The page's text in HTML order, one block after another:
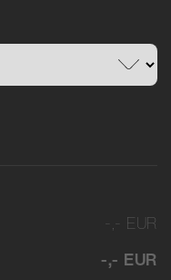
-,- EUR
-,- EUR